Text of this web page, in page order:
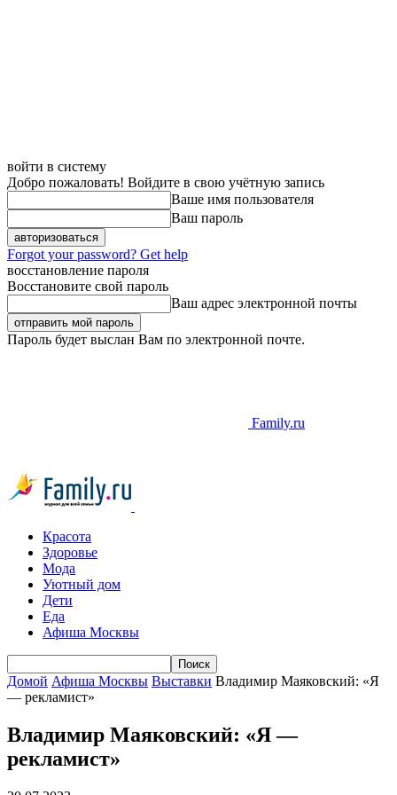
войти в систему
Добро пожаловать! Войдите в свою учётную запись
Ваше имя пользователя
Ваш пароль
Forgot your password? Get help
восстановление пароля
Восстановите свой пароль
Ваш адрес электронной почты
Пароль будет выслан Вам по электронной почте.
Family.ru
Красота
Здоровье
Мода
Уютный дом
Дети
Еда
Афиша Москвы
Домой Афиша Москвы Выставки Владимир Маяковский: «Я
— рекламист»
Владимир Маяковский: «Я —
рекламист»